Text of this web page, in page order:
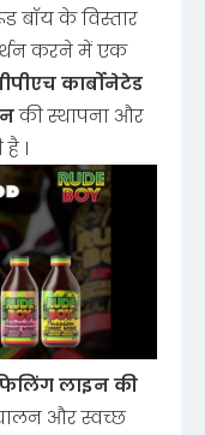
बॉय के विस्तार
करने में एक
कार्बोनेटेड
की स्थापना और
।
लाइन की
और स्वच्छ